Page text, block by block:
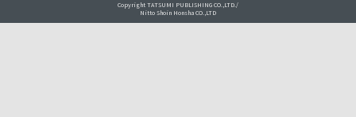
Copyright TATSUMI PUBLISHING CO.,LTD./
Nitto Shoin Honsha CO.,LTD